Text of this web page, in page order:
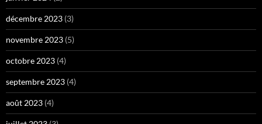
décembre 2023 (3)
novembre 2023 (5)
octobre 2023 (4)
septembre 2023 (4)
août 2023 (4)